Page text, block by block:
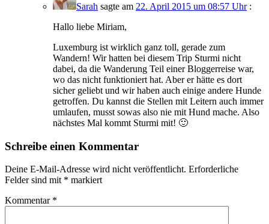
Sarah sagte am 22. April 2015 um 08:57 Uhr :
Hallo liebe Miriam,
Luxemburg ist wirklich ganz toll, gerade zum
Wandern! Wir hatten bei diesem Trip Sturmi nicht
dabei, da die Wanderung Teil einer Bloggerreise war,
wo das nicht funktioniert hat. Aber er hätte es dort
sicher geliebt und wir haben auch einige andere Hunde
getroffen. Du kannst die Stellen mit Leitern auch immer
umlaufen, musst sowas also nie mit Hund mache. Also
nächstes Mal kommt Sturmi mit! 🙂
Schreibe einen Kommentar
Deine E-Mail-Adresse wird nicht veröffentlicht. Erforderliche
Felder sind mit * markiert
Kommentar *